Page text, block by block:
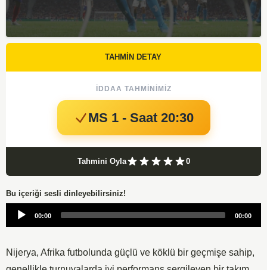
TAHMİN DETAY
İDDAA TAHMINIMIZ
MS 1 - Saat 20:30
Tahmini Oyla 0
Bu içeriği sesli dinleyebilirsiniz!
Audio
00:00 00:00
Nijerya, Afrika futbolunda güçlü ve köklü bir geçmişe sahip,